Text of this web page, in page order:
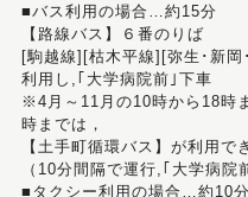
■バス利用の場合…約15分
【路線バス】６番のりば
[駒越線][枯木平線][弥生･新
利用し,｢大学病院前｣下車
※4月～11月の10時から18時
時までは，
【土手町循環バス】が利用で
（10分間隔で運行,｢大学病院
■タクシー利用の場合…約10分